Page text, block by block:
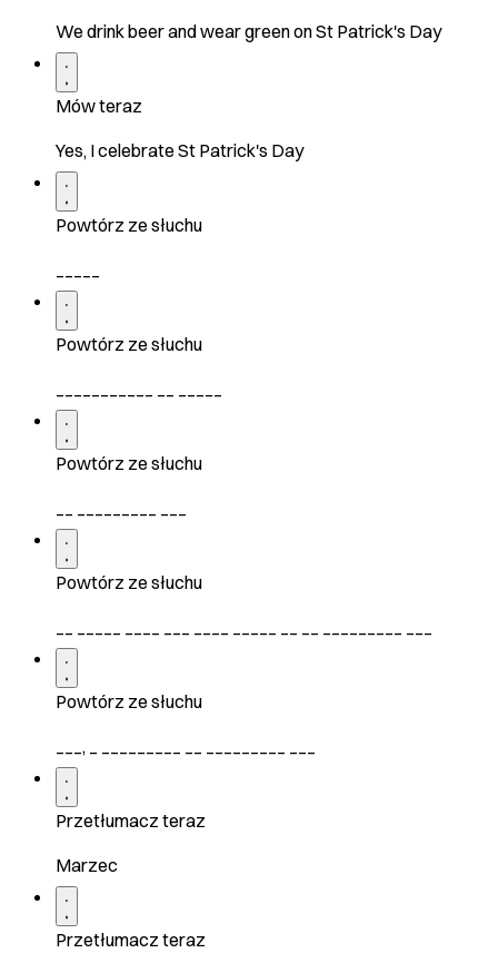
We drink beer and wear green on St Patrick's Day
Mów teraz
Yes, I celebrate St Patrick's Day
Powtórz ze słuchu
Powtórz ze słuchu
Powtórz ze słuchu
Powtórz ze słuchu
Powtórz ze słuchu
___, _ _________ __ _________ ___
Przetłumacz teraz
Marzec
Przetłumacz teraz